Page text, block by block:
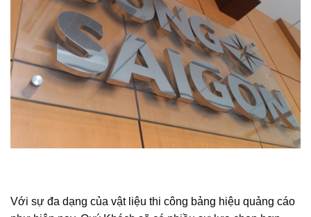
Với sự đa dạng của vật liệu thi công bảng hiệu quảng cáo